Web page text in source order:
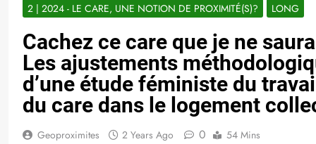
2 | 2024 - LE CARE, UNE NOTION DE PROXIMITÉ(S)? LONG
Cachez ce care que je ne
Les ajustements
d’une étude féministe du
du care dans le logement
Geoproximites 2 Years Ago 0 54 Mins